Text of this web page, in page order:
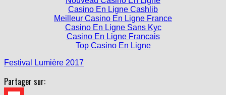
Meilleur Casino En Ligne France
Casino En Ligne Sans Kyc
Casino En Ligne Francais
Top Casino En Ligne
Festival Lumière 2017
Partager sur: